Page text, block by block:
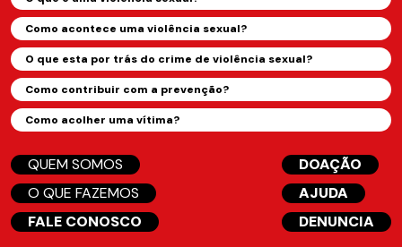
Como acontece uma violência sexual?
O que esta por trás do crime de violência sexual?
Como contribuir com a prevenção?
Como acolher uma vítima?
QUEM SOMOS
O QUE FAZEMOS
FALE CONOSCO
DOAÇÃO
AJUDA
DENUNCIA